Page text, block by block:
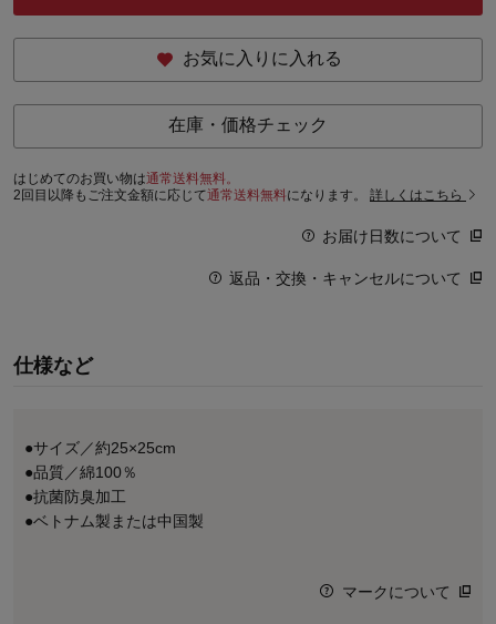
お気に入りに入れる
在庫・価格チェック
はじめてのお買い物は通常送料無料。
2回目以降もご注文金額に応じて通常送料無料になります。 詳しくはこちら
お届け日数について
返品・交換・キャンセルについて
仕様など
●サイズ／約25×25cm
●品質／綿100％
●抗菌防臭加工
●ベトナム製または中国製
マークについて